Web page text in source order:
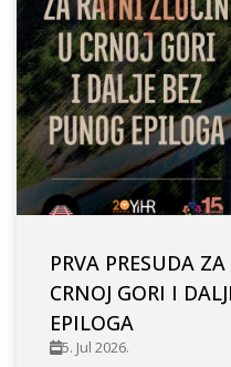
PRVA PRESUDA
CRNOJ GORI I
EPILOGA
5. Jul 2026.